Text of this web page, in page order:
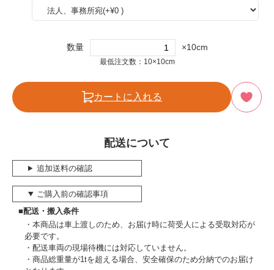
数量 ×10cm
最低注文数：10×10cm
カートに入れる
配送について
追加送料の確認
ご購入前の確認事項
■配送・搬入条件
本商品は車上渡しのため、お届け時に荷受人による受取対応が
必要です。
配送車両の現場待機には対応していません。
商品総重量が1tを超える場合、安全確保のため分納でのお届け